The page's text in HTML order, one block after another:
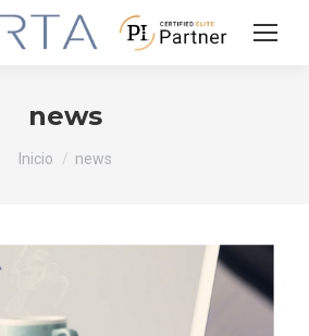
news
Estás aquí:
Inicio news